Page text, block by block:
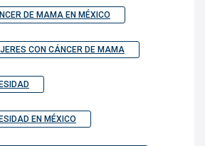
DE MAMA EN MÉXICO
CON CÁNCER DE MAMA
EN MÉXICO